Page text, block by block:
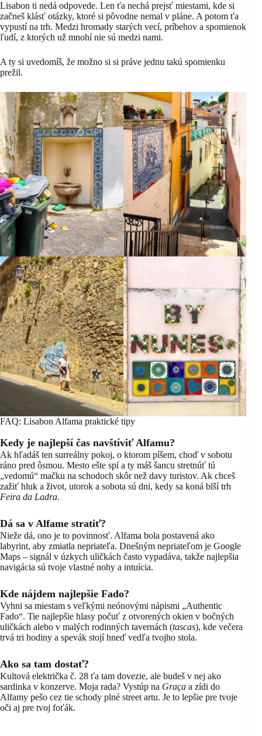
Lisabon ti nedá odpovede. Len ťa nechá prejsť miestami, kde si
začneš klásť otázky, ktoré si pôvodne nemal v pláne. A potom ťa
vypustí na trh. Medzi hromady starých vecí, príbehov a spomienok
ľudí, z ktorých už mnohí nie sú medzi nami.
A ty si uvedomíš, že možno si si práve jednu takú spomienku
prežil.
FAQ: Lisabon Alfama praktické tipy
Kedy je najlepší čas navštíviť Alfamu?
Ak hľadáš ten surreálny pokoj, o ktorom píšem, choď v sobotu
ráno pred ôsmou. Mesto ešte spí a ty máš šancu stretnúť tú
„vedomú“ mačku na schodoch skôr než davy turistov. Ak chceš
zažiť hluk a život, utorok a sobota sú dni, kedy sa koná blší trh
Feira da Ladra.
Dá sa v Alfame stratiť?
Nieže dá, ono je to povinnosť. Alfama bola postavená ako
labyrint, aby zmiatla nepriateľa. Dnešným nepriateľom je Google
Maps – signál v úzkych uličkách často vypadáva, takže najlepšia
navigácia sú tvoje vlastné nohy a intuícia.
Kde nájdem najlepšie Fado?
Vyhni sa miestam s veľkými neónovými nápismi „Authentic
Fado“. Tie najlepšie hlasy počuť z otvorených okien v bočných
uličkách alebo v malých rodinných tavernách (tascas), kde večera
trvá tri hodiny a spevák stojí hneď vedľa tvojho stola.
Ako sa tam dostať?
Kultová električka č. 28 ťa tam dovezie, ale budeš v nej ako
sardinka v konzerve. Moja rada? Vystúp na Graça a zídi do
Alfamy pešo cez tie schody plné street artu. Je to lepšie pre tvoje
oči aj pre tvoj foťák.